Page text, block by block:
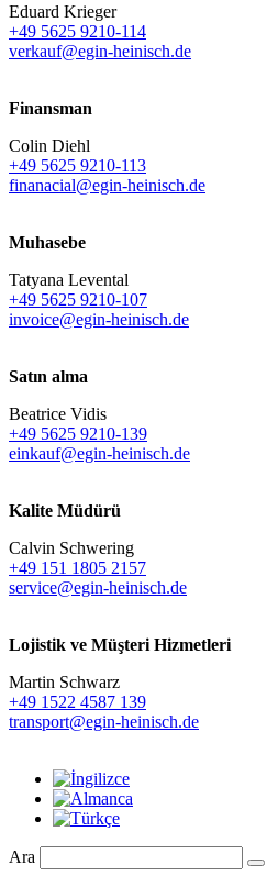
Eduard Krieger
+49 5625 9210-114
verkauf@egin-heinisch.de
Finansman
Colin Diehl
+49 5625 9210-113
finanacial@egin-heinisch.de
Muhasebe
Tatyana Levental
+49 5625 9210-107
invoice@egin-heinisch.de
Satın alma
Beatrice Vidis
+49 5625 9210-139
einkauf@egin-heinisch.de
Kalite Müdürü
Calvin Schwering
+49 151 1805 2157
service@egin-heinisch.de
Lojistik ve Müşteri Hizmetleri
Martin Schwarz
+49 1522 4587 139
transport@egin-heinisch.de
Ara